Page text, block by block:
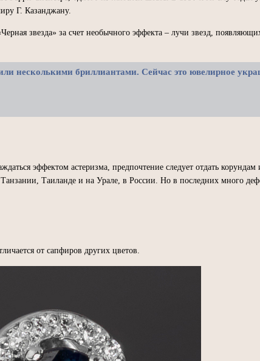
Г. Казанджану.
звезда» за счет необычного эффекта – лучи звезд,
несколькими бриллиантами. Сейчас это ювелирное
эффектом астеризма, предпочтение следует отдать
Таиланде и на Урале, в России. Но в последних много
от сапфиров других цветов.